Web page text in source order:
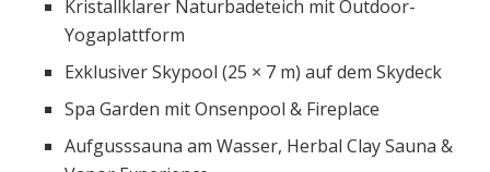
Kristallklarer Naturbadeteich mit Outdoor-
Yogaplattform
Exklusiver Skypool (25 × 7 m) auf dem Skydeck
Spa Garden mit Onsenpool & Fireplace
Aufgusssauna am Wasser, Herbal Clay Sauna &